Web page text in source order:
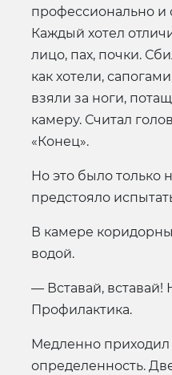
профессионально и
Каждый хотел
лицо, пах, почки.
как хотели,
взяли за ноги,
камеру. Считал
«Конец».
Но это было только
предстояло
В камере
водой.
— Вставай, вставай!
Профилактика.
Медленно приходил
определенность.